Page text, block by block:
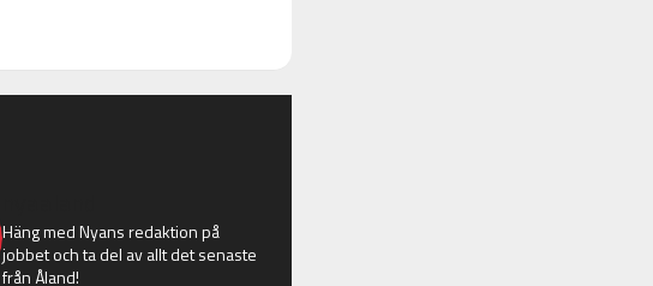
Häng med Nyans redaktion på
jobbet och ta del av allt det senaste
från Åland!